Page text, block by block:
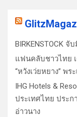
BIRKENSTOCK จั
แฟนคลับชาวไทย
“หวังเว่ยหยาง” พ
IHG Hotels &
ประเทศไทย ประก
อ่าวนาง